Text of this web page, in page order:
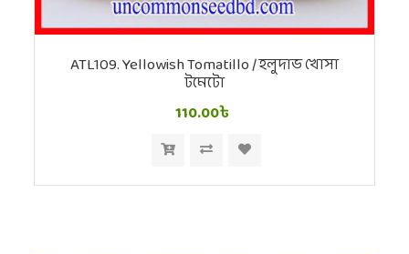
ATL109. Yellowish Tomatillo / হলুদাভ খোসা
টমেটো
110.00৳